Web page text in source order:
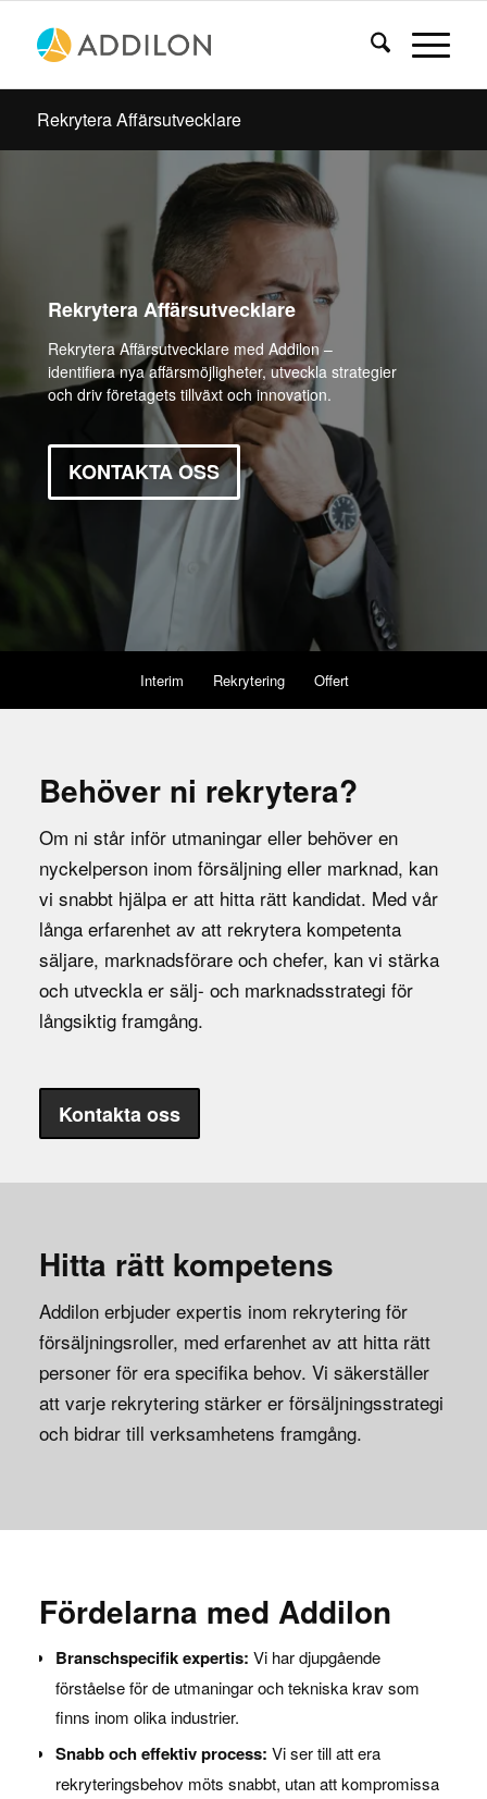
Rekrytera Affärsutvecklare
Rekrytera Affärsutvecklare
Rekrytera Affärsutvecklare med Addilon –
identifiera nya affärsmöjligheter, utveckla strategier
och driv företagets tillväxt och innovation.
KONTAKTA OSS
Interim Rekrytering Offert
Behöver ni rekrytera?
Om ni står inför utmaningar eller behöver en
nyckelperson inom försäljning eller marknad, kan
vi snabbt hjälpa er att hitta rätt kandidat. Med vår
långa erfarenhet av att rekrytera kompetenta
säljare, marknadsförare och chefer, kan vi stärka
och utveckla er sälj- och marknadsstrategi för
långsiktig framgång.
Kontakta oss
Hitta rätt kompetens
Addilon erbjuder expertis inom rekrytering för
försäljningsroller, med erfarenhet av att hitta rätt
personer för era specifika behov. Vi säkerställer
att varje rekrytering stärker er försäljningsstrategi
och bidrar till verksamhetens framgång.
Fördelarna med Addilon
Branschspecifik expertis: Vi har djupgående
förståelse för de utmaningar och tekniska krav som
finns inom olika industrier.
Snabb och effektiv process: Vi ser till att era
rekryteringsbehov möts snabbt, utan att kompromissa